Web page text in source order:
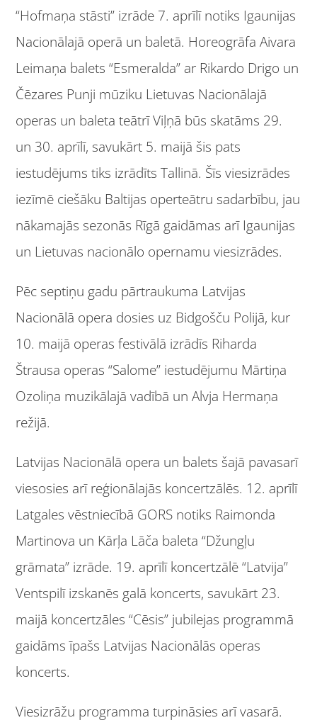
“Hofmaņa stāsti” izrāde 7. aprīlī notiks Igaunijas
Nacionālajā operā un baletā. Horeogrāfa Aivara
Leimaņa balets “Esmeralda” ar Rikardo Drigo un
Čēzares Punji mūziku Lietuvas Nacionālajā
operas un baleta teātrī Viļņā būs skatāms 29.
un 30. aprīlī, savukārt 5. maijā šis pats
iestudējums tiks izrādīts Tallinā. Šīs viesizrādes
iezīmē ciešāku Baltijas operteātru sadarbību, jau
nākamajās sezonās Rīgā gaidāmas arī Igaunijas
un Lietuvas nacionālo opernamu viesizrādes.
Pēc septiņu gadu pārtraukuma Latvijas
Nacionālā opera dosies uz Bidgošču Polijā, kur
10. maijā operas festivālā izrādīs Riharda
Štrausa operas “Salome” iestudējumu Mārtiņa
Ozoliņa muzikālajā vadībā un Alvja Hermaņa
režijā.
Latvijas Nacionālā opera un balets šajā pavasarī
viesosies arī reģionālajās koncertzālēs. 12. aprīlī
Latgales vēstniecībā GORS notiks Raimonda
Martinova un Kārļa Lāča baleta “Džungļu
grāmata” izrāde. 19. aprīlī koncertzālē “Latvija”
Ventspilī izskanēs galā koncerts, savukārt 23.
maijā koncertzāles “Cēsis” jubilejas programmā
gaidāms īpašs Latvijas Nacionālās operas
koncerts.
Viesizrāžu programma turpināsies arī vasarā.